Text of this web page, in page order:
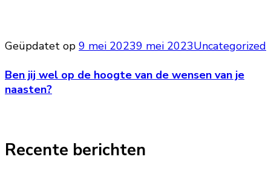
Geüpdatet op 9 mei 20239 mei 2023Uncategorized
Ben jij wel op de hoogte van de wensen van je
naasten?
Recente berichten